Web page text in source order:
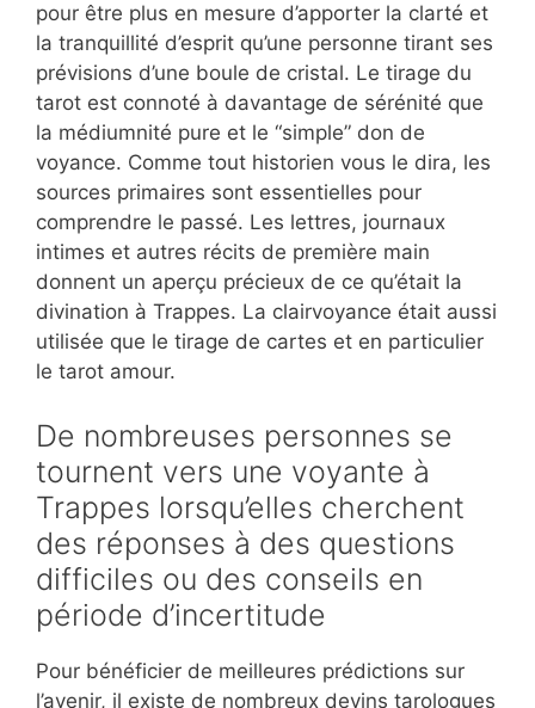
pour être plus en mesure d’apporter la clarté et
la tranquillité d’esprit qu’une personne tirant ses
prévisions d’une boule de cristal. Le tirage du
tarot est connoté à davantage de sérénité que
la médiumnité pure et le “simple” don de
voyance. Comme tout historien vous le dira, les
sources primaires sont essentielles pour
comprendre le passé. Les lettres, journaux
intimes et autres récits de première main
donnent un aperçu précieux de ce qu’était la
divination à Trappes. La clairvoyance était aussi
utilisée que le tirage de cartes et en particulier
le tarot amour.
De nombreuses personnes se
tournent vers une voyante à
Trappes lorsqu’elles cherchent
des réponses à des questions
difficiles ou des conseils en
période d’incertitude
Pour bénéficier de meilleures prédictions sur
l’avenir, il existe de nombreux devins tarologues